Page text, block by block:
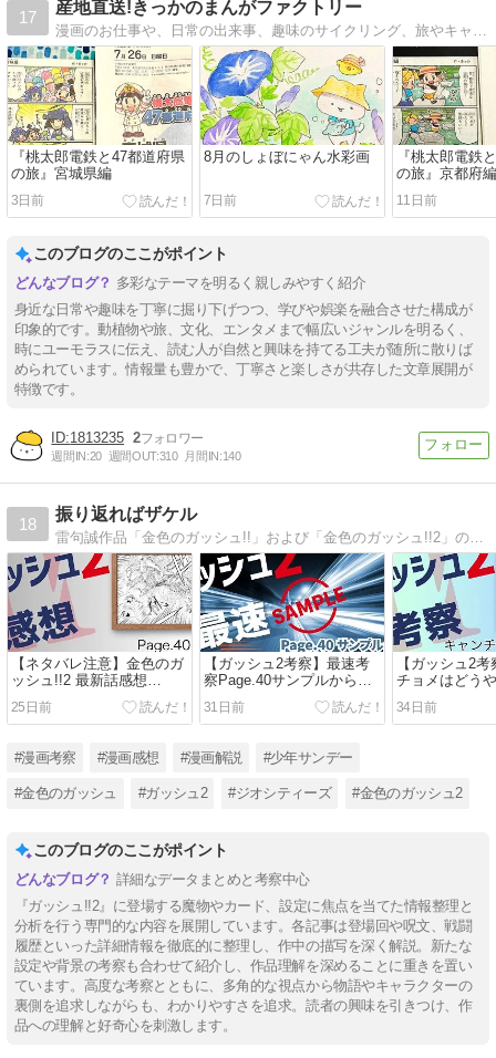
17
産地直送!きっかのまんがファクトリー
漫画のお仕事や、日常の出来事、趣味のサイクリング、旅やキャンプの楽しさを漫画にしています。
『桃太郎電鉄と47都道府県
の旅』宮城県編
3日前
8月のしょぼにゃん水彩画
7日前
『桃太郎電鉄
の旅』京都府
11日前
このブログのここがポイント
多彩なテーマを明るく親しみやすく紹介
身近な日常や趣味を丁寧に掘り下げつつ、学びや娯楽を融合させた構成が
印象的です。動植物や旅、文化、エンタメまで幅広いジャンルを明るく、
時にユーモラスに伝え、読む人が自然と興味を持てる工夫が随所に散りば
められています。情報量も豊かで、丁寧さと楽しさが共存した文章展開が
特徴です。
1813235 2
週間IN:20 週間OUT:310 月間IN:140
18
振り返ればザケル
雷句誠作品「金色のガッシュ!!」および「金色のガッシュ!!2」のファンサイトです。考察や解説、感想などを記事にしています。 管理人は青春時代をガッシュと過ごし、2000年代初期のインターネットをこよなく愛している30代です。
【ネタバレ注意】金色のガ
ッシュ!!2 最新話感想
【Page.40】
25日前
【ガッシュ2考察】最速考
察Page.40サンプルからわ
かること
31日前
【ガッシュ2
チョメはどう
に逃げてきたか
34日前
#漫画考察 #漫画感想 #漫画解説 #少年サンデー
#金色のガッシュ #ガッシュ2 #ジオシティーズ #金色のガッシュ2
このブログのここがポイント
詳細なデータまとめと考察中心
『ガッシュ!!2』に登場する魔物やカード、設定に焦点を当てた情報整理と
分析を行う専門的な内容を展開しています。各記事は登場回や呪文、戦闘
履歴といった詳細情報を徹底的に整理し、作中の描写を深く解説。新たな
設定や背景の考察も合わせて紹介し、作品理解を深めることに重きを置い
ています。高度な考察とともに、多角的な視点から物語やキャラクターの
裏側を追求しながらも、わかりやすさを追求。読者の興味を引きつけ、作
品への理解と好奇心を刺激します。